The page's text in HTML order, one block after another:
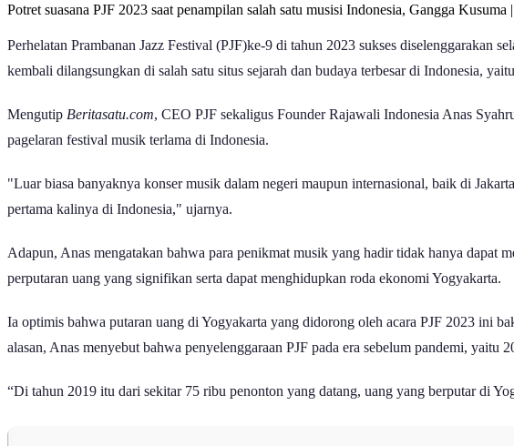
Potret suasana PJF 2023 saat penampilan salah satu musisi Indonesia, Gangga
Perhelatan Prambanan Jazz Festival (PJF)ke-9 di tahun 2023 sukses
kembali dilangsungkan di salah satu situs sejarah dan budaya terbesar di Indonesia,
Mengutip Beritasatu.com, CEO PJF sekaligus Founder Rajawali Indonesia Anas
pagelaran festival musik terlama di Indonesia.
"Luar biasa banyaknya konser musik dalam negeri maupun internasional, baik di
pertama kalinya di Indonesia," ujarnya.
Adapun, Anas mengatakan bahwa para penikmat musik yang hadir tidak hanya dapat
perputaran uang yang signifikan serta dapat menghidupkan roda ekonomi Yogyakarta.
Ia optimis bahwa putaran uang di Yogyakarta yang didorong oleh acara PJF 2023 ini
alasan, Anas menyebut bahwa penyelenggaraan PJF pada era sebelum pandemi,
“Di tahun 2019 itu dari sekitar 75 ribu penonton yang datang, uang yang berputar di